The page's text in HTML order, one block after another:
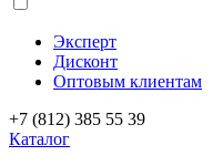
Эксперт
Дисконт
Оптовым клиентам
+7 (812) 385 55 39
Каталог